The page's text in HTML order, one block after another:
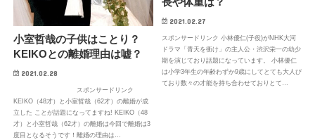
小室哲哉の子供はことり？
KEIKOとの離婚理由は嘘？
2021.02.28
スポンサードリンク
KEIKO（48才）と小室哲哉（62才）の離婚が成
立した ことが話題になってますね! KEIKO（48
才）と小室哲哉（62才）の離婚は今回で離婚は3
度目となるそうです！離婚の理由は…
2021.02.27
スポンサードリンク 小林優仁(子役)がNHK大河
ドラマ「青天を衝け」の主人公・渋沢栄一の幼少
期を演じており話題になっています。 小林優仁
は小学3年生の年齢わずか9歳にしてとても大人び
ており数々の才能を持ち合わせておりとて…